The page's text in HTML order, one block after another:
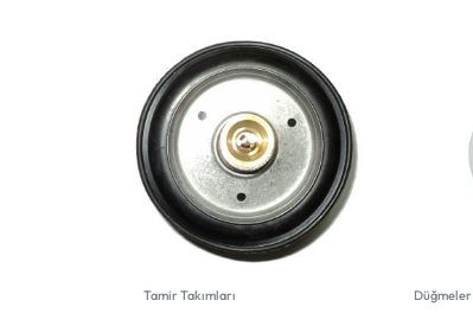
Tamir Takımları Düğmeler